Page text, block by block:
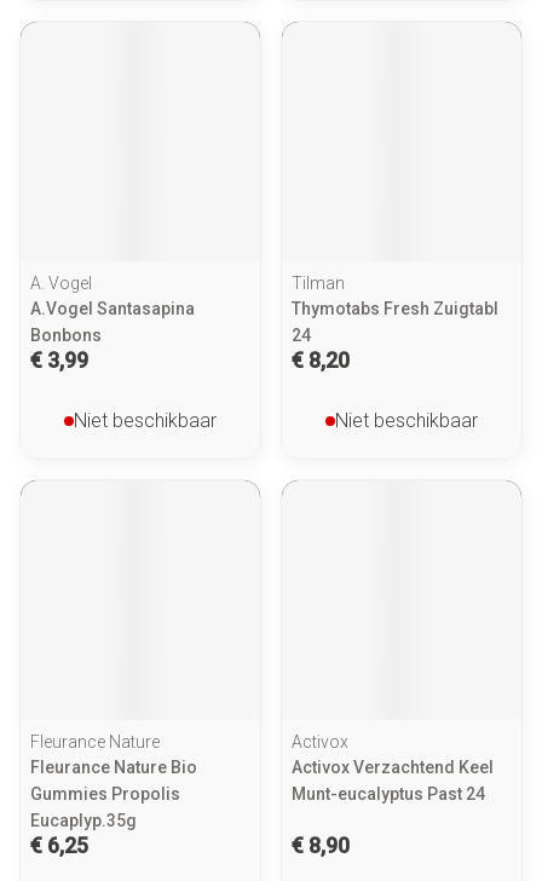
A. Vogel
A.Vogel Santasapina
Bonbons
€ 3,99
Niet beschikbaar
Tilman
Thymotabs Fresh Zuigtabl
24
€ 8,20
Niet beschikbaar
Fleurance Nature
Fleurance Nature Bio
Gummies Propolis
Eucaplyp.35g
€ 6,25
Activox
Activox Verzachtend Keel
Munt-eucalyptus Past 24
€ 8,90